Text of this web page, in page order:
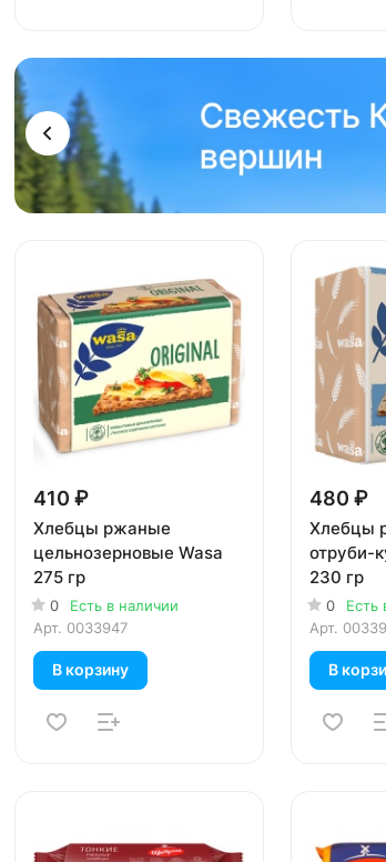
410 ₽
Хлебцы ржаные
цельнозерновые Wasa
275 гр
0
Есть в наличии
Арт. 0033947
В корзину
480 ₽
Хлебцы
отруби-
230 гр
0
Есть
Арт.
В